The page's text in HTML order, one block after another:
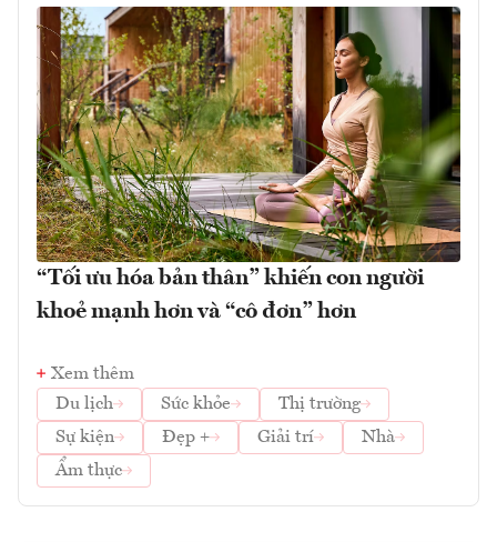
“Tối ưu hóa bản thân” khiến con người
khoẻ mạnh hơn và “cô đơn” hơn
Xem thêm
Du lịch
Sức khỏe
Thị trường
Sự kiện
Đẹp + Giải trí
Nhà
Ẩm thực